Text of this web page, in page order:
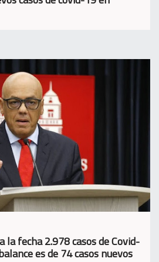
la fecha 2.978 casos de Covid-
es de 74 casos nuevos